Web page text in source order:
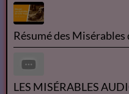
Résumé des
LES MISÉRABLES